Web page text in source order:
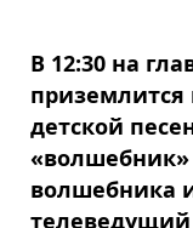
В 12:30 на
приземлится
детской
«волшебник»
волшебника